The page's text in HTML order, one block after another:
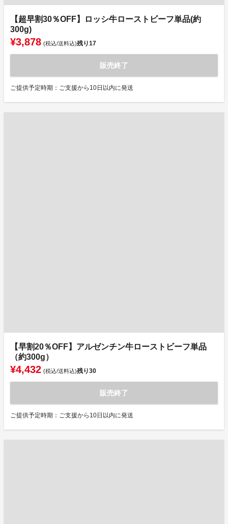
【超早割30％OFF】ロッシ牛ローストビーフ単品(約
300g)
¥3,878 (税込/送料込)残り17
販売終了
ご提供予定時期：ご支援から10日以内に発送
【早割20％OFF】アルゼンチン牛ローストビーフ単品
（約300g）
¥4,432 (税込/送料込)残り30
販売終了
ご提供予定時期：ご支援から10日以内に発送